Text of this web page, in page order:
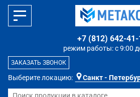
Выберите локацию: Санкт -
режим работы: с 9:00
+7 (812) 642-
ЗАКАЗАТЬ ЗВОНОК